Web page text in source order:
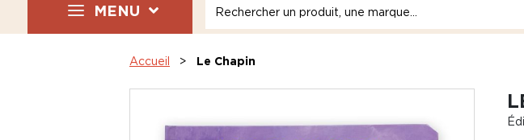
MENU
Accueil Le Chapin